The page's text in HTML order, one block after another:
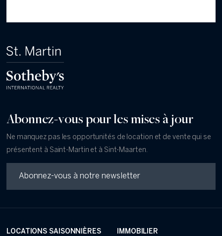
Abonnez-vous pour les mises à jour
Ne manquez pas les opportunités de location et de vente qui se
présentent à Saint-Martin et à Sint-Maarten.
LOCATIONS SAISONNIÈRES IMMOBILIER